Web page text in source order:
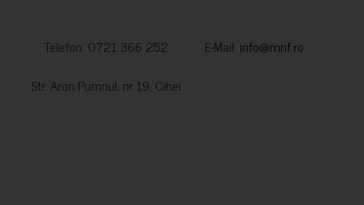
Telefon: 0721 366 252 E-Mail: info@mnf.ro
Str. Aron Pumnul, nr 19, Cihei